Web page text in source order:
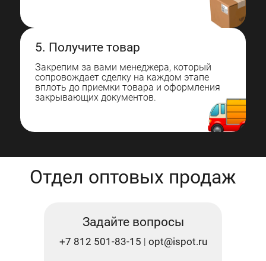
5. Получите товар
Закрепим за вами менеджера, который
сопровождает сделку на каждом этапе
вплоть до приемки товара и оформления
закрывающих документов.
Отдел оптовых продаж
Задайте вопросы
+7 812 501-83-15 opt@ispot.ru